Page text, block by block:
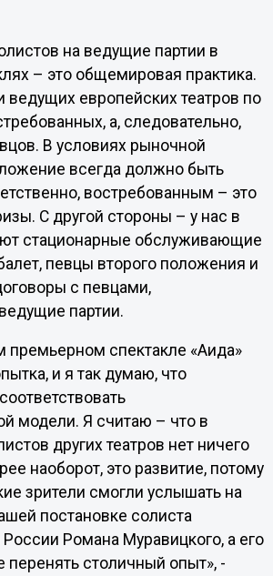
на ведущие партии в
– это общемировая практика.
европейских театров по
а, следовательно,
В условиях рыночной
всегда должно быть
востребованным – это
С другой стороны – у нас в
стационарные обслуживающие
певцы второго положения и
с певцами,
партии.
премьерном спектакле «Аида»
и я так думаю, что
модели. Я считаю – что в
других театров нет ничего
наоборот, это развитие, потому
зрители смогли услышать на
постановке солиста
России Романа Муравицкого, а его
перенять столичный опыт», -